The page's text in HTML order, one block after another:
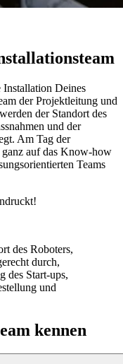
Deines
der Projektleitung und
der Standort des
und der
Am Tag der
auf das Know-how
Teams
des Roboters,
durch,
des Start-ups,
und
kennen